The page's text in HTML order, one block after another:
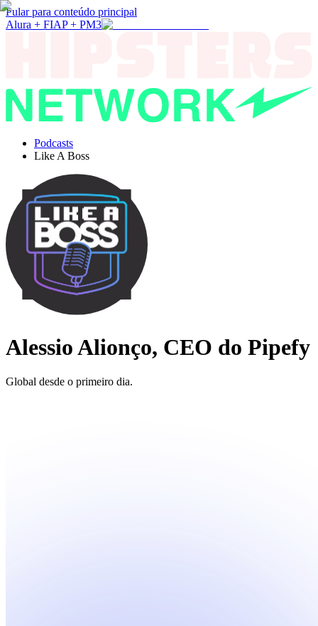
Pular para conteúdo principal
Alura + FIAP + PM3
Podcasts
Like A Boss
Alessio Alionço, CEO do Pipefy
Global desde o primeiro dia.